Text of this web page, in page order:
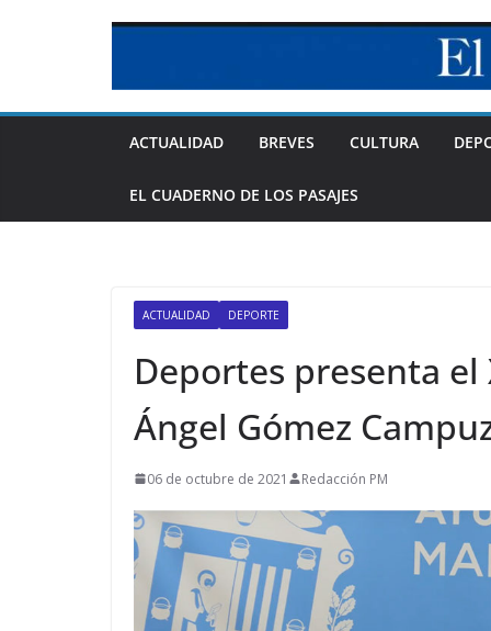
ACTUALIDAD BREVES CULTURA
EL CUADERNO DE LOS PASAJES
ACTUALIDAD DEPORTE
Deportes presenta
Ángel Gómez
06 de octubre de 2021 Redacción PM